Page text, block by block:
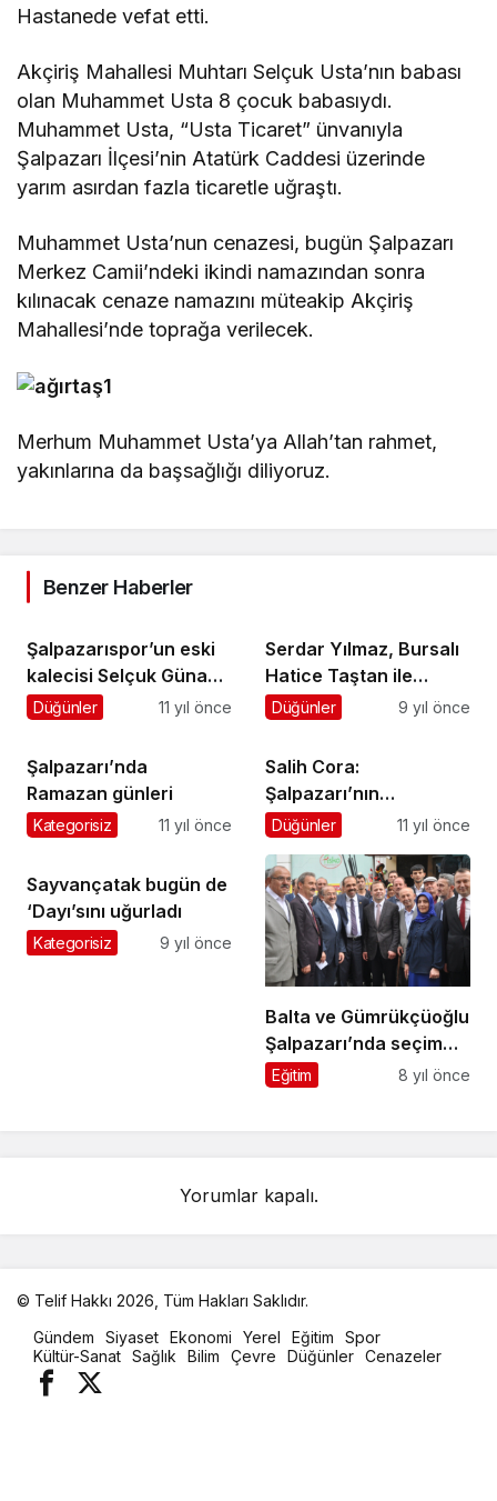
Hastanede vefat etti.
Akçiriş Mahallesi Muhtarı Selçuk Usta’nın babası
olan Muhammet Usta 8 çocuk babasıydı.
Muhammet Usta, “Usta Ticaret” ünvanıyla
Şalpazarı İlçesi’nin Atatürk Caddesi üzerinde
yarım asırdan fazla ticaretle uğraştı.
Muhammet Usta’nun cenazesi, bugün Şalpazarı
Merkez Camii’ndeki ikindi namazından sonra
kılınacak cenaze namazını müteakip Akçiriş
Mahallesi’nde toprağa verilecek.
Merhum Muhammet Usta’ya Allah’tan rahmet,
yakınlarına da başsağlığı diliyoruz.
Benzer Haberler
Şalpazarıspor’un eski
kalecisi Selçuk Günay
evlendi
Düğünler 11 yıl önce
Serdar Yılmaz, Bursalı
Hatice Taştan ile
dünya evine giriyor
Düğünler 9 yıl önce
Şalpazarı’nda
Ramazan günleri
Kategorisiz 11 yıl önce
Salih Cora:
Şalpazarı’nın
kalkınması turizme ve
Düğünler 11 yıl önce
Sayvançatak bugün de
‘Dayı’sını uğurladı
Kategorisiz 9 yıl önce
Balta ve Gümrükçüoğlu
Şalpazarı’nda seçim
çalışması yaptı
Eğitim 8 yıl önce
Yorumlar kapalı.
© Telif Hakkı 2026, Tüm Hakları Saklıdır.
oto
kiralama
parça
eşya
Gündem Siyaset Ekonomi Yerel Eğitim
Spor
Kültür-Sanat Sağlık Bilim Çevre Düğünler Cenazeler